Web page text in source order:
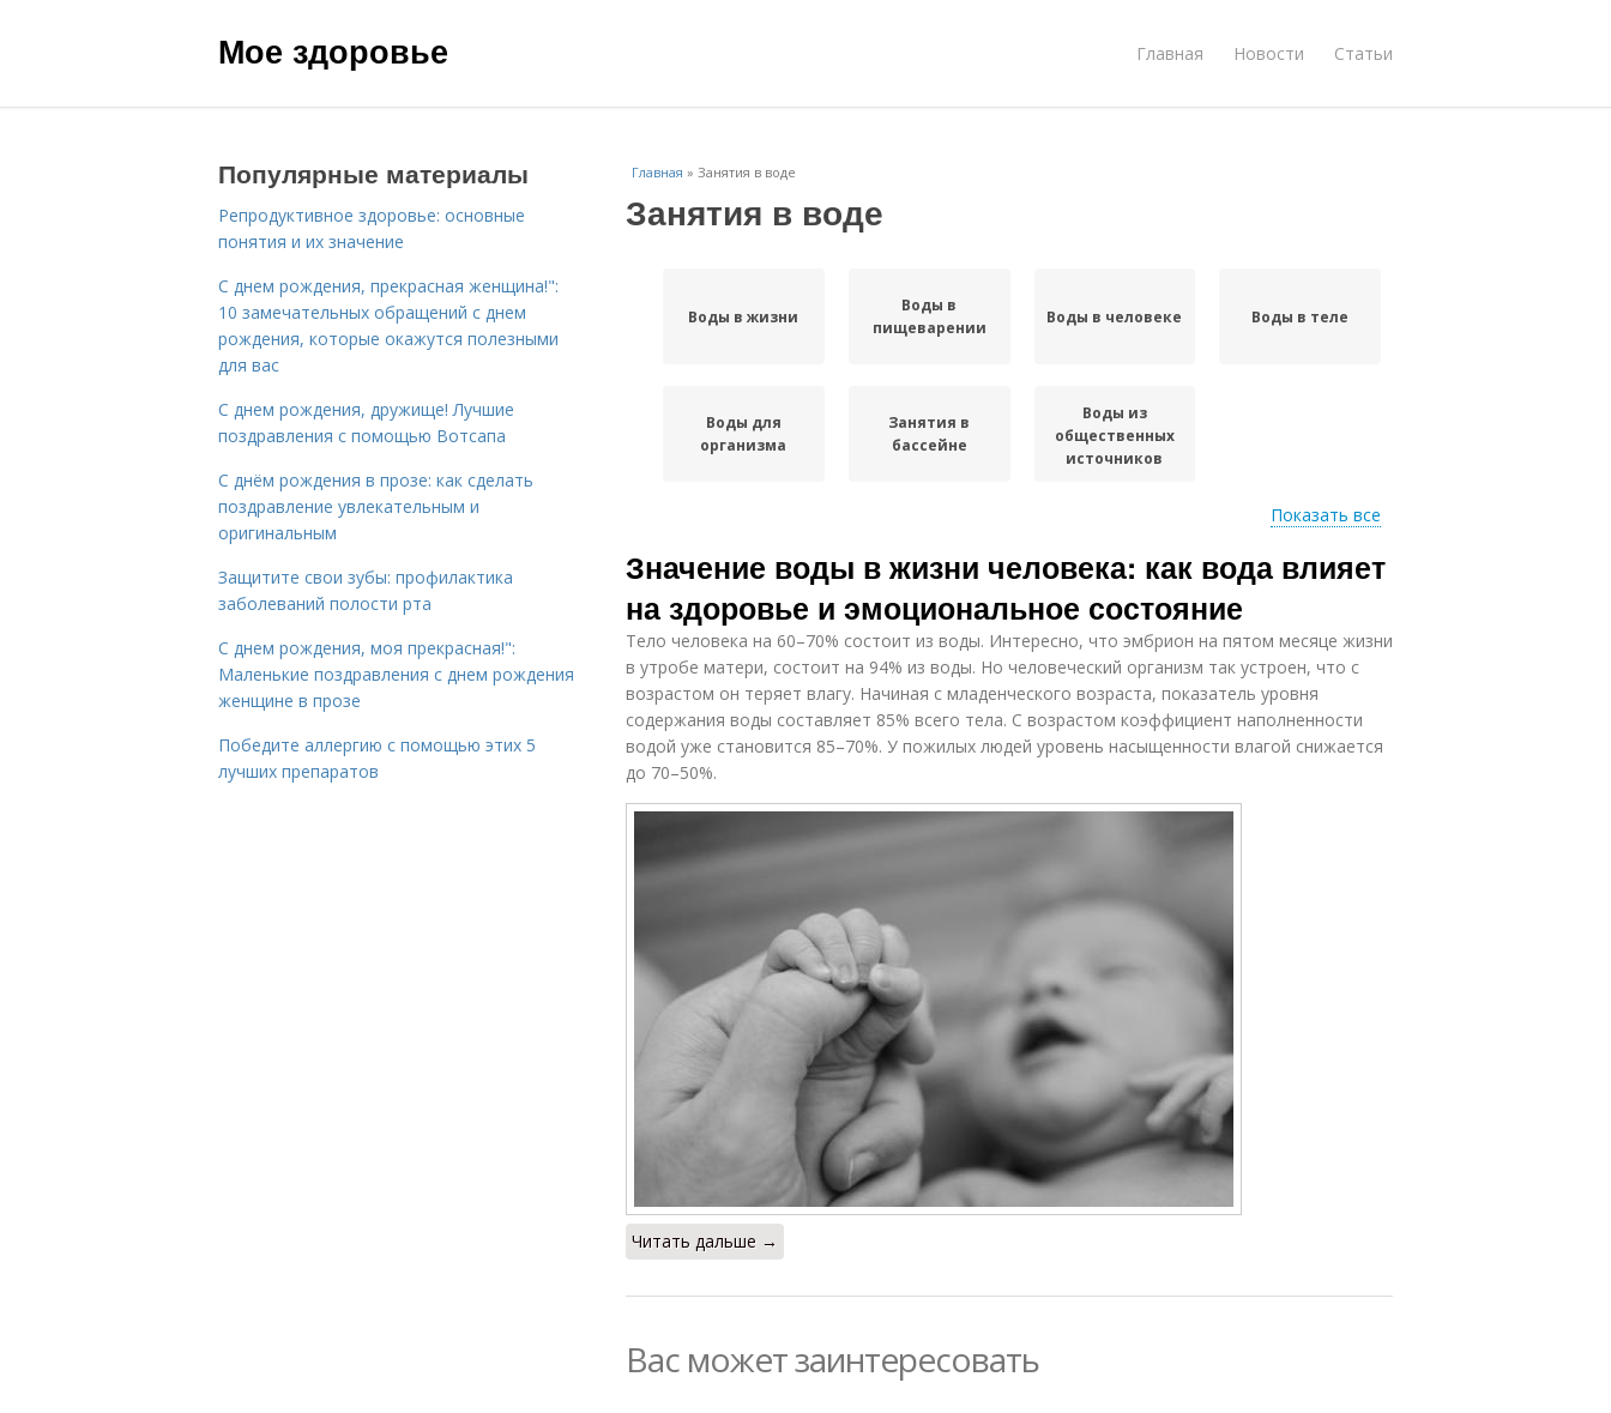
Мое здоровье Главная Новости Статьи
Главная » Занятия в воде
Занятия в воде
Воды в жизни
Воды в
пищеварении
Воды в человеке Воды в теле
Воды для
организма
Занятия в
бассейне
Воды из
общественных
источников
Показать все
Значение воды в жизни человека: как вода влияет
на здоровье и эмоциональное состояние
Тело человека на 60–70% состоит из воды. Интересно, что эмбрион на пятом месяце жизни
в утробе матери, состоит на 94% из воды. Но человеческий организм так устроен, что с
возрастом он теряет влагу. Начиная с младенческого возраста, показатель уровня
содержания воды составляет 85% всего тела. С возрастом коэффициент наполненности
водой уже становится 85–70%. У пожилых людей уровень насыщенности влагой снижается
до 70–50%.
Читать дальше →
Вас может заинтересовать
Популярные материалы
Репродуктивное здоровье: основные
понятия и их значение
С днем рождения, прекрасная женщина!":
10 замечательных обращений с днем
рождения, которые окажутся полезными
для вас
С днем рождения, дружище! Лучшие
поздравления с помощью Вотсапа
С днём рождения в прозе: как сделать
поздравление увлекательным и
оригинальным
Защитите свои зубы: профилактика
заболеваний полости рта
С днем рождения, моя прекрасная!":
Маленькие поздравления с днем рождения
женщине в прозе
Победите аллергию с помощью этих 5
лучших препаратов